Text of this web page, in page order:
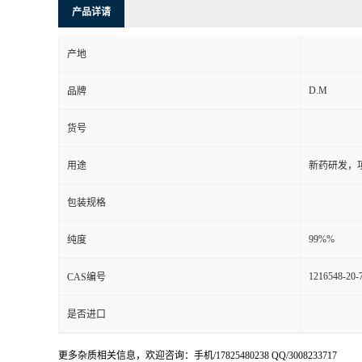
产品详请
产地
品牌 D.M
货号
用途 新药研发，
包装规格
纯度 99%%
CAS编号 1216548-20-
是否进口
更多杂质相关信息，欢迎咨询：手机/17825480238 QQ/3008233717